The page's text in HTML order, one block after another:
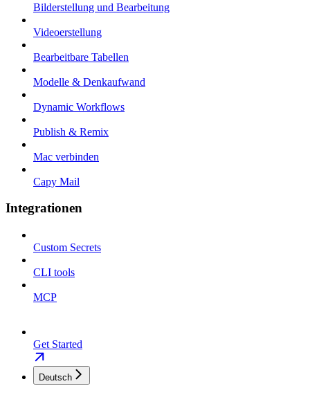
Bilderstellung und Bearbeitung
Videoerstellung
Bearbeitbare Tabellen
Modelle & Denkaufwand
Dynamic Workflows
Publish & Remix
Mac verbinden
Capy Mail
Integrationen
Custom Secrets
CLI tools
MCP
Get Started
Deutsch